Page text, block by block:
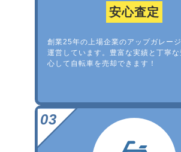
安心査定
創業25年の上場企業のアップガレー
運営しています。豊富な実績と丁寧
心して自転車を売却できます！